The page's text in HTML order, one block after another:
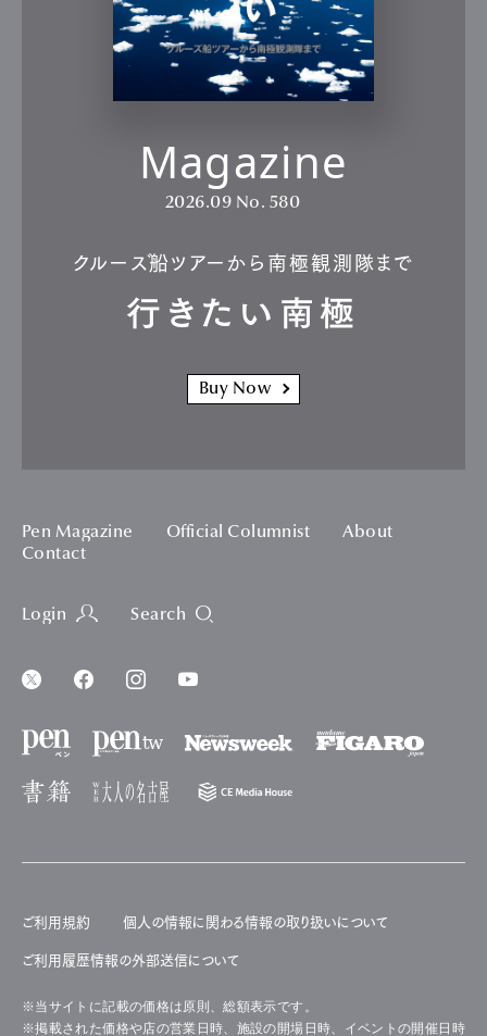
Magazine
2026.09 No. 580
クルーズ船ツアーから南極観測隊まで
行きたい南極
Buy Now
Pen Magazine Official Columnist
About
Contact
Login Search
ご利用規約 個人の情報に関わる情報の取り扱いについて
ご利用履歴情報の外部送信について
※当サイトに記載の価格は原則、総額表示です。
※掲載された価格や店の営業日時、施設の開場日時、イベントの開催日時